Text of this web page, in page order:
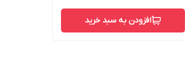
افزودن به سبد خرید